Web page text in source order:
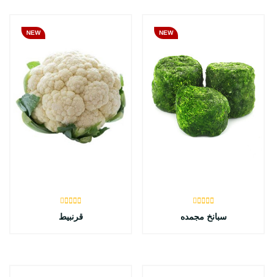
NEW
سبانخ مجمده
NEW
قرنبيط